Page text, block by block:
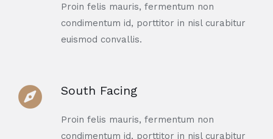
Proin felis mauris, fermentum non
condimentum id, porttitor in nisl curabitur
euismod convallis.
South Facing
Proin felis mauris, fermentum non
condimentum id, porttitor in nisl curabitur